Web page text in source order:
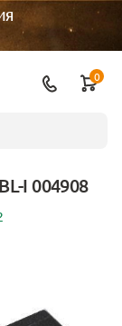
0
I 004908